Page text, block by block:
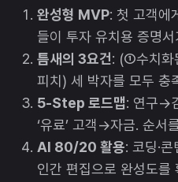
완성형 MVP: 첫 고객에
들이 투자 유치용 증명서
틈새의 3요건: (①수치
피치) 세 박자를 모두 충
5-Step 로드맵: 연구→
‘유료’ 고객→자금. 순서
AI 80/20 활용: 코딩·
인간 편집으로 완성도를